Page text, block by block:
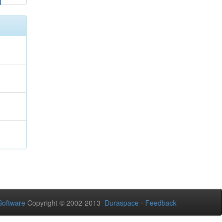
Copyright © 2002-2013 Duraspace - Feedback